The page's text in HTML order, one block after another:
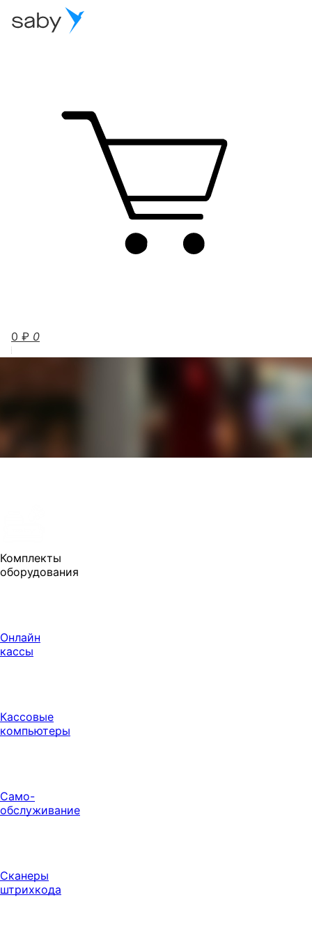
0 ₽ 0
Комплекты
оборудования
Онлайн
кассы
Кассовые
компьютеры
Само-
обслуживание
Сканеры
штрихкода